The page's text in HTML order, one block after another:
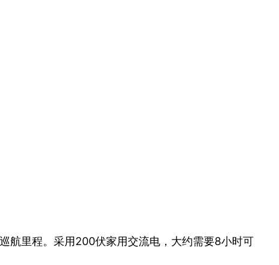
航里程。采用200伏家用交流电，大约需要8小时可